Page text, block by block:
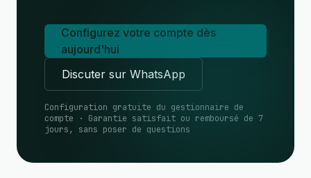
Configurez votre compte dès
aujourd'hui
Discuter sur WhatsApp
Configuration gratuite du gestionnaire de
compte · Garantie satisfait ou remboursé de 7
jours, sans poser de questions